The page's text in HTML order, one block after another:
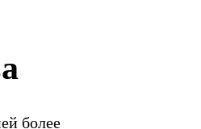
более